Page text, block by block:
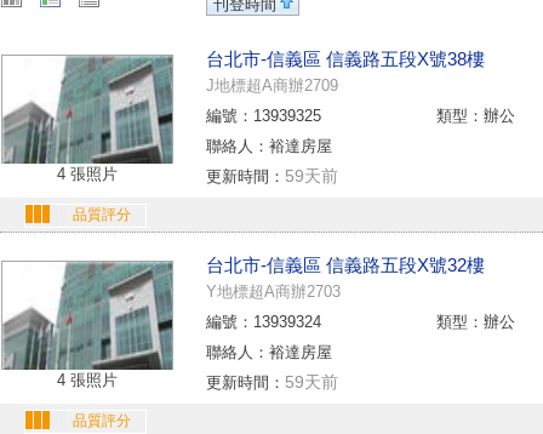
刊登時間
4 張照片
台北市-信義區 信義路五段X號38樓
J地標超A商辦2709
編號：13939325
類型：辦公
聯絡人：裕達房屋
更新時間： 59天前
品質評分
4 張照片
台北市-信義區 信義路五段X號32樓
Y地標超A商辦2703
編號：13939324
類型：辦公
聯絡人：裕達房屋
更新時間： 59天前
品質評分